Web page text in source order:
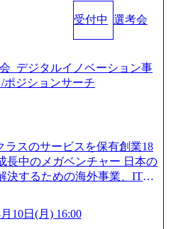
受付中 選考会
_デジタルイノベーション事
ポジションサーチ
ラスのサービスを保有創業18
長中のメガベンチャー 日本の
決するための海外事業、IT事
インハウスの組織体制をとっ
どの人員調達できる 独立資
10日(月) 16:00